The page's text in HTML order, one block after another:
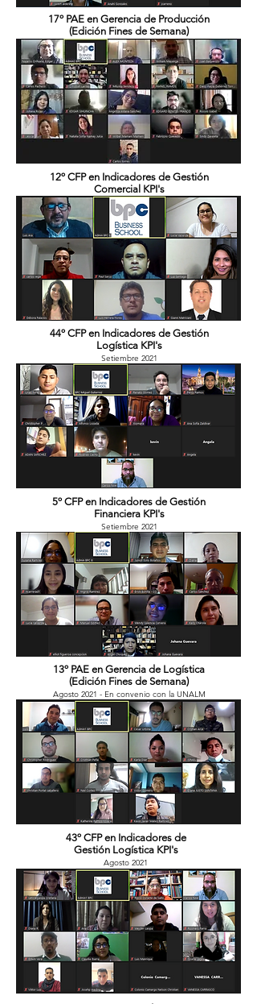
17º PAE en Gerencia de Producción
(Edición Fines de Semana)
Setiembre 2021 - En convenio con la UNALM
12º CFP en Indicadores de Gestión
Comercial KPI's
Setiembre 2021
44º CFP en Indicadores de Gestión
Logística KPI's
Setiembre 2021
5º CFP en Indicadores de Gestión
Financiera KPI's
Setiembre 2021
13º PAE en Gerencia de Logística
(Edición Fines de Semana)
Agosto 2021 - En convenio con la UNALM
43º CFP en Indicadores de
Gestión Logística KPI's
Agosto 2021